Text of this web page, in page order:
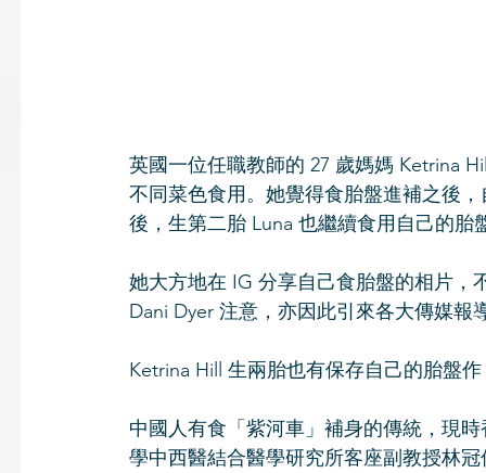
英國一位任職教師的 27 歲媽媽 Ketrina
不同菜色食用。她覺得食胎盤進補之後
後，生第二胎 Luna 也繼續食用自己的胎
她大方地在 IG 分享自己食胎盤的相片
Dani Dyer 注意，亦因此引來各大傳媒報
Ketrina Hill 生兩胎也有保存自己的胎盤
中國人有食「紫河車」補身的傳統，現
學中西醫結合醫學研究所客座副教授林